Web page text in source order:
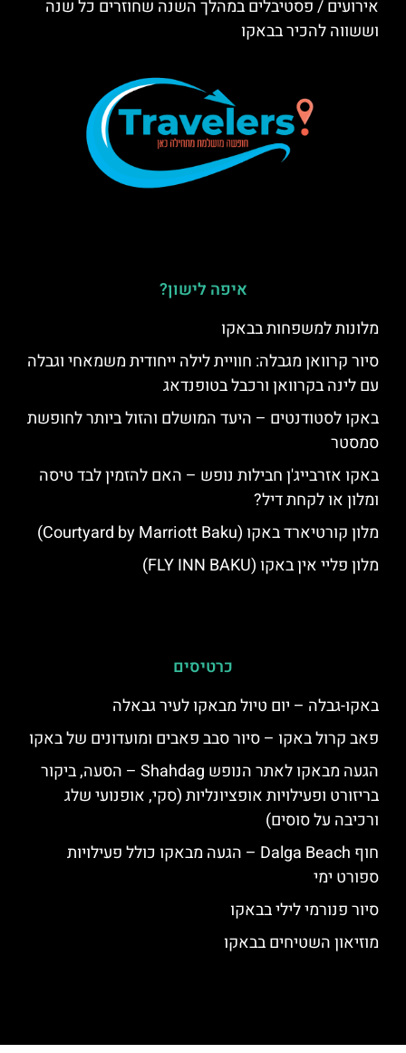
אירועים / פסטיבלים במהלך השנה שחוזרים כל שנה
וששווה להכיר בבאקו
איפה לישון?
מלונות למשפחות בבאקו
סיור קרוואן מגבלה: חוויית לילה ייחודית משמאחי וגבלה
עם לינה בקרוואן ורכבל בטופנדאג
באקו לסטודנטים – היעד המושלם והזול ביותר לחופשת
סמסטר
באקו אזרבייג'ן חבילות נופש – האם להזמין לבד טיסה
ומלון או לקחת דיל?
מלון קורטיארד באקו (Courtyard by Marriott Baku)
מלון פליי אין באקו (FLY INN BAKU)
כרטיסים
באקו-גבלה – יום טיול מבאקו לעיר גבאלה
פאב קרול באקו – סיור סבב פאבים ומועדונים של באקו
הגעה מבאקו לאתר הנופש Shahdag – הסעה, ביקור
בריזורט ופעילויות אופציונליות (סקי, אופנועי שלג
ורכיבה על סוסים)
חוף Dalga Beach – הגעה מבאקו כולל פעילויות
ספורט ימי
סיור פנורמי לילי בבאקו
מוזיאון השטיחים בבאקו